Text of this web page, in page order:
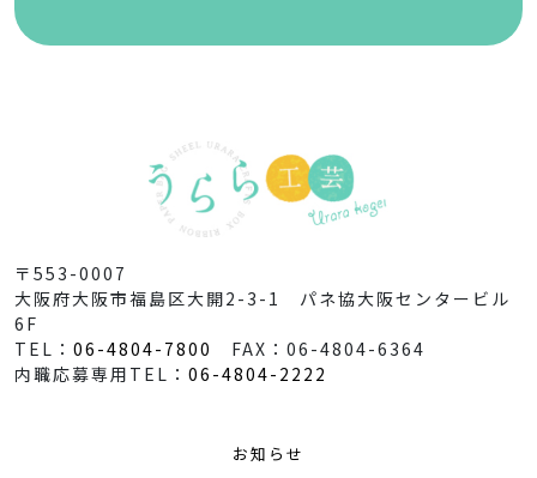
〒553-0007
大阪府大阪市福島区大開2-3-1 パネ協大阪センタービル
6F
TEL： 06-4804-7800
FAX：06-4804-6364
内職応募専用TEL： 06-4804-2222
お知らせ